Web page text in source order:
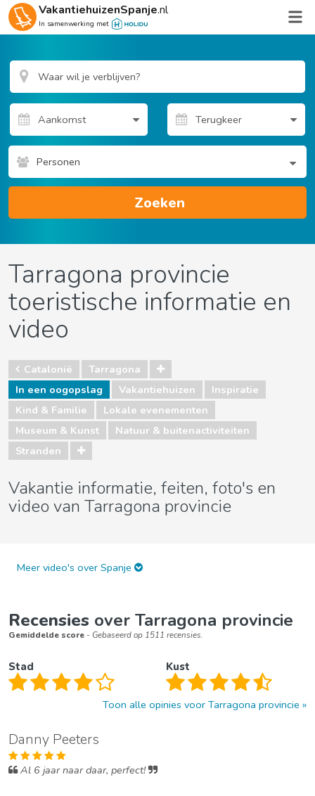
VakantiehuizenSpanje.nl
In samenwerking met
Personen
Zoeken
Tarragona provincie
toeristische informatie en
video
Catalonië
Tarragona
In een oogopslag
Vakantiehuizen
Inspiratie
Kind & Familie
Lokale evenementen
Museum & Kunst
Natuur & buitenactiviteiten
Stranden
Vakantie informatie, feiten, foto's en
video van Tarragona provincie
Meer video's over Spanje
Recensies over Tarragona provincie
Gemiddelde score - Gebaseerd op 1511 recensies.
Stad Kust
Toon alle opinies voor Tarragona provincie
Danny Peeters
Al 6 jaar naar daar, perfect!